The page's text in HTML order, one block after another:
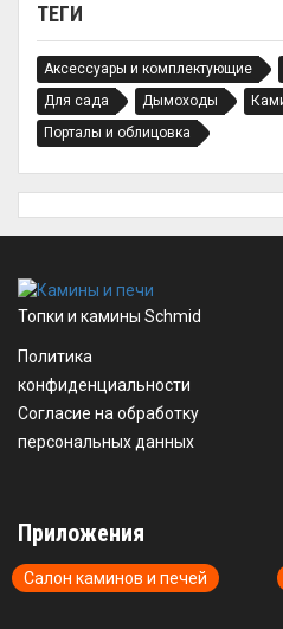
ТЕГИ
Аксессуары и комплектующие
Для сада
Дымоходы
Порталы и облицовка
Топки и камины Schmid
Политика
конфиденциальности
Согласие на обработку
персональных данных
Приложения
Салон каминов и печей